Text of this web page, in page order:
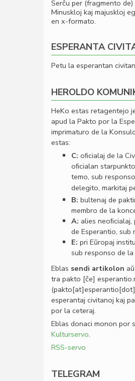
Serĉu per (fragmento
Minuskloj kaj majuskloj
en x-formato.
ESPERANTA
Petu la esperantan
HEROLDO
HeKo estas retagentejo
apud la Pakto por la
imprimaturo de la
estas:
C: oﬁcialaj de la
oﬁcialan
temo, sub
delegito, markitaj
B: bultenaj de
membro de la
A: alies
de Esperantio, sub
E: pri Eŭropaj
sub responso de
Eblas sendi artikolon
tra pakto [ĉe] esperantio.
esperantaj civitanoj kaj
por la ceteraj.
Eblas donaci monon por
Kulturservo.
RSS-servo
TELEGRAM